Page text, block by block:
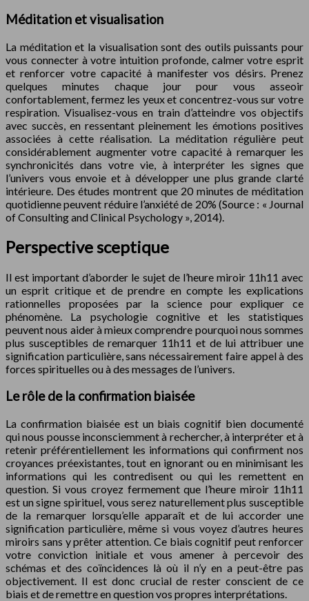
Méditation et visualisation
La méditation et la visualisation sont des outils puissants pour
vous connecter à votre intuition profonde, calmer votre esprit
et renforcer votre capacité à manifester vos désirs. Prenez
quelques minutes chaque jour pour vous asseoir
confortablement, fermez les yeux et concentrez-vous sur votre
respiration. Visualisez-vous en train d’atteindre vos objectifs
avec succès, en ressentant pleinement les émotions positives
associées à cette réalisation. La méditation régulière peut
considérablement augmenter votre capacité à remarquer les
synchronicités dans votre vie, à interpréter les signes que
l’univers vous envoie et à développer une plus grande clarté
intérieure. Des études montrent que 20 minutes de méditation
quotidienne peuvent réduire l’anxiété de 20% (Source : « Journal
of Consulting and Clinical Psychology », 2014).
Perspective sceptique
Il est important d’aborder le sujet de l’heure miroir 11h11 avec
un esprit critique et de prendre en compte les explications
rationnelles proposées par la science pour expliquer ce
phénomène. La psychologie cognitive et les statistiques
peuvent nous aider à mieux comprendre pourquoi nous sommes
plus susceptibles de remarquer 11h11 et de lui attribuer une
signification particulière, sans nécessairement faire appel à des
forces spirituelles ou à des messages de l’univers.
Le rôle de la confirmation biaisée
La confirmation biaisée est un biais cognitif bien documenté
qui nous pousse inconsciemment à rechercher, à interpréter et à
retenir préférentiellement les informations qui confirment nos
croyances préexistantes, tout en ignorant ou en minimisant les
informations qui les contredisent ou qui les remettent en
question. Si vous croyez fermement que l’heure miroir 11h11
est un signe spirituel, vous serez naturellement plus susceptible
de la remarquer lorsqu’elle apparaît et de lui accorder une
signification particulière, même si vous voyez d’autres heures
miroirs sans y prêter attention. Ce biais cognitif peut renforcer
votre conviction initiale et vous amener à percevoir des
schémas et des coïncidences là où il n’y en a peut-être pas
objectivement. Il est donc crucial de rester conscient de ce
biais et de remettre en question vos propres interprétations.